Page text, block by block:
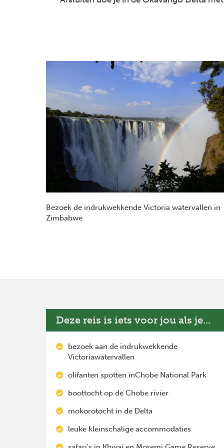
Bezoek de indrukwekkende Victoria watervallen in
Zimbabwe
Deze reis is iets voor jou als je...
bezoek aan de indrukwekkende
Victoriawatervallen
olifanten spotten inChobe National Park
boottocht op de Chobe rivier
mokorotocht in de Delta
leuke kleinschalige accommodaties